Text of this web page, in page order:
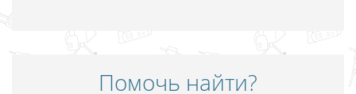
Помочь найти?